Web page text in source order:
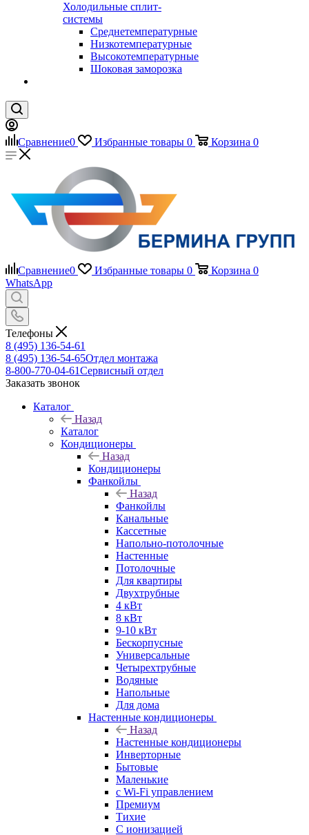
Холодильные сплит-
системы
Среднетемпературные
Низкотемпературные
Высокотемпературные
Шоковая заморозка
Сравнение0 Избранные товары 0 Корзина 0
Сравнение0 Избранные товары 0 Корзина 0
WhatsApp
Телефоны
8 (495) 136-54-61
8 (495) 136-54-65Отдел монтажа
8-800-770-04-61Сервисный отдел
Заказать звонок
Каталог
Назад
Каталог
Кондиционеры
Назад
Кондиционеры
Фанкойлы
Назад
Фанкойлы
Канальные
Кассетные
Напольно-потолочные
Настенные
Потолочные
Для квартиры
Двухтрубные
4 кВт
8 кВт
9-10 кВт
Бескорпусные
Универсальные
Четырехтрубные
Водяные
Напольные
Для дома
Настенные кондиционеры
Назад
Настенные кондиционеры
Инверторные
Бытовые
Маленькие
с Wi-Fi управлением
Премиум
Тихие
С ионизацией